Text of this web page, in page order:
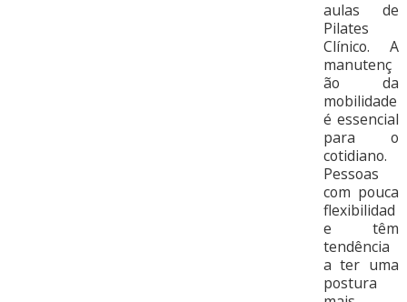
aulas de
Pilates
Clínico. A
manutenç
ão da
mobilidade
é essencial
para o
cotidiano.
Pessoas
com pouca
flexibilidad
e têm
tendência
a ter uma
postura